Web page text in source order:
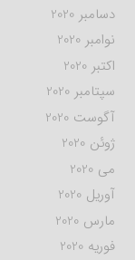
دسامبر 2020
نوامبر 2020
اکتبر 2020
سپتامبر 2020
آگوست 2020
ژوئن 2020
می 2020
آوریل 2020
مارس 2020
فوریه 2020